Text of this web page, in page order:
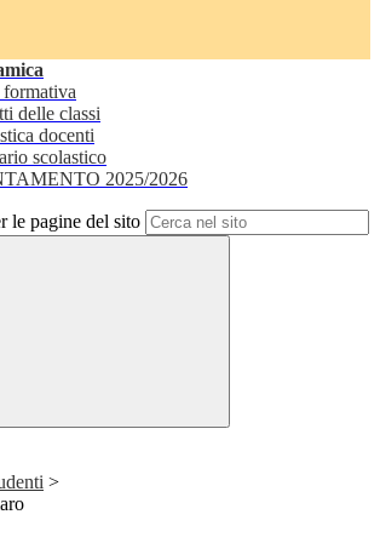
delle classi
docenti
scolastico
2025/2026
le pagine del sito
>